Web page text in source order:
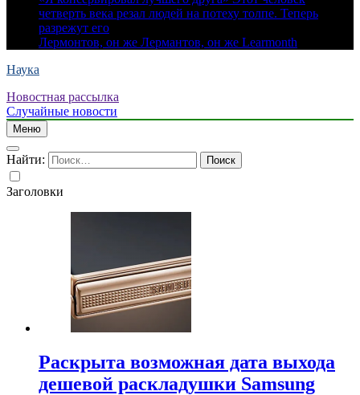
четверть века резал людей на потеху толпе. Теперь
разрежут его
Лермонтов, он же Лермантов, он же Learmonth
Наука
Новостная рассылка
Случайные новости
Меню
Найти:
Заголовки
Раскрыта возможная дата выхода
дешевой раскладушки Samsung